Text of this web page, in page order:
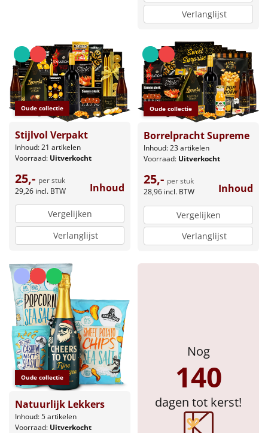
Warmtekussen
NIEUW
Slowcooker POPULAIR
Noodradio
Deken (fleece plaid)
Alle artikelen
Overige
Personeel
Doe het zelf
Sinterklaaspakketten
Particulier
Kerstgeschenken 2026
Relatiegeschenken
Verlanglijst
Oude collectie
Stijlvol Verpakt
Inhoud: 21 artikelen
Voorraad: Uitverkocht
25,- per stuk
29,26 incl. BTW Inhoud
Vergelijken
Verlanglijst
Oude collectie
Borrelpracht Supreme
Inhoud: 23 artikelen
Voorraad: Uitverkocht
25,- per stuk
28,96 incl. BTW Inhoud
Vergelijken
Verlanglijst
Oude collectie
Natuurlijk Lekkers
Inhoud: 5 artikelen
Voorraad: Uitverkocht
Nog
140
dagen tot kerst!